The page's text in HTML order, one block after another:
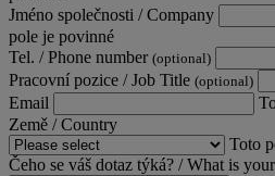
Jméno společnosti / Company
pole je povinné
Tel. / Phone number (optional)
Pracovní pozice / Job Title (optional)
Email
Země / Country
Toto
Čeho se váš dotaz týká? / What is